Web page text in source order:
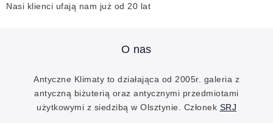
Nasi klienci ufają nam już od 20 lat
O nas
Antyczne Klimaty to działająca od 2005r. galeria z
antyczną biżuterią oraz antycznymi przedmiotami
użytkowymi z siedzibą w Olsztynie. Członek SRJ